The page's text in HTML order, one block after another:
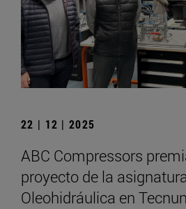
22 | 12 | 2025
ABC Compressors
proyecto de la
Oleohidráulica en Tecnun